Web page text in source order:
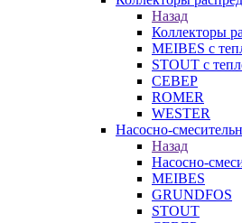
Назад
Коллекторы
MEIBES с
STOUT с
СЕВЕР
ROMER
WESTER
Насосно-
Назад
Насосно-
MEIBES
GRUNDFOS
STOUT